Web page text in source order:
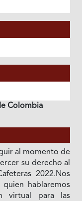
Colombia
al momento de
su derecho al
2022.Nos
hablaremos
virtual para las